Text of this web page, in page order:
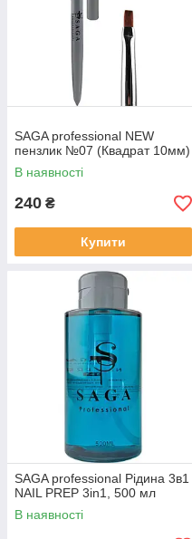
SAGA professional NEW
пензлик №07 (Квадрат 10мм)
В наявності
240 ₴
Купити
SAGA professional Рідина 3в1
NAIL PREP 3in1, 500 мл
В наявності